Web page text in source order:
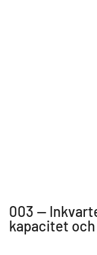
003 --
kapacitet